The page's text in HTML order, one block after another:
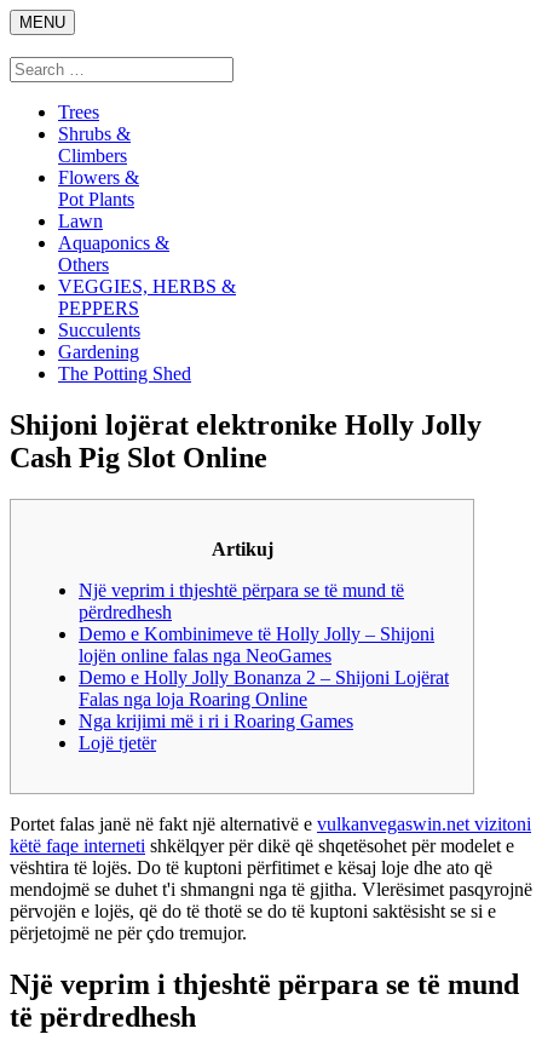
Skip
to
content
MENU
Search
Search
for:
Trees
Shrubs &
Climbers
Flowers &
Pot Plants
Lawn
Aquaponics &
Others
VEGGIES, HERBS &
PEPPERS
Succulents
Gardening
The Potting Shed
Shijoni lojërat elektronike Holly Jolly
Cash Pig Slot Online
Artikuj
Një veprim i thjeshtë përpara se të mund të
përdredhesh
Demo e Kombinimeve të Holly Jolly – Shijoni
lojën online falas nga NeoGames
Demo e Holly Jolly Bonanza 2 – Shijoni Lojërat
Falas nga loja Roaring Online
Nga krijimi më i ri i Roaring Games
Lojë tjetër
Portet falas janë në fakt një alternativë e vulkanvegaswin.net vizitoni
këtë faqe interneti shkëlqyer për dikë që shqetësohet për modelet e
vështira të lojës. Do të kuptoni përfitimet e kësaj loje dhe ato që
mendojmë se duhet t'i shmangni nga të gjitha. Vlerësimet pasqyrojnë
përvojën e lojës, që do të thotë se do të kuptoni saktësisht se si e
përjetojmë ne për çdo tremujor.
Një veprim i thjeshtë përpara se të mund
të përdredhesh